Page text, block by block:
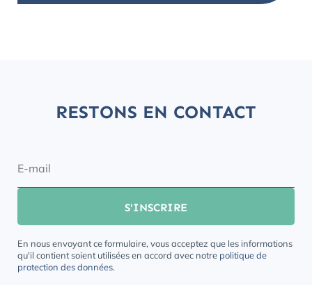
RESTONS EN CONTACT
En nous envoyant ce formulaire, vous acceptez que les informations
qu'il contient soient utilisées en accord avec notre politique de
protection des données.